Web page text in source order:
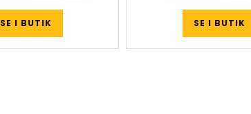
SE I BUTIK SE I BUTIK